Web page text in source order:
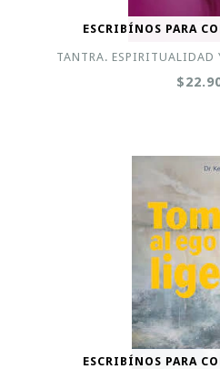
ESCRIBÍNOS PARA
TANTRA. ESPIRITUALIDAD
ESCRIBÍNOS PARA